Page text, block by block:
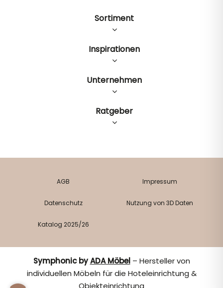
Sortiment
Inspirationen
Unternehmen
Ratgeber
AGB Impressum
Datenschutz Nutzung von 3D Daten
Katalog 2025/26
Symphonic byADA Möbel– Hersteller von
individuellen Möbeln für die Hoteleinrichtung &
Objekteinrichtung